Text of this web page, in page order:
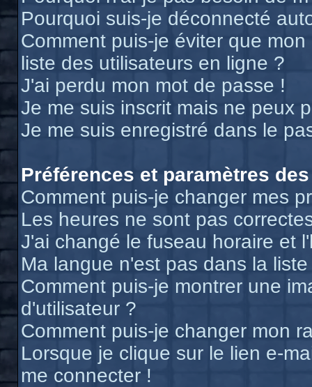
Pourquoi suis-je déconnecté
Comment puis-je éviter que
liste des utilisateurs en ligne ?
J'ai perdu mon mot de passe !
Je me suis inscrit mais ne peux
Je me suis enregistré dans le
Préférences et paramètres
Comment puis-je changer mes
Les heures ne sont pas
J'ai changé le fuseau horaire et
Ma langue n'est pas dans la liste
Comment puis-je montrer une
d'utilisateur ?
Comment puis-je changer mon
Lorsque je clique sur le lien e-
me connecter !